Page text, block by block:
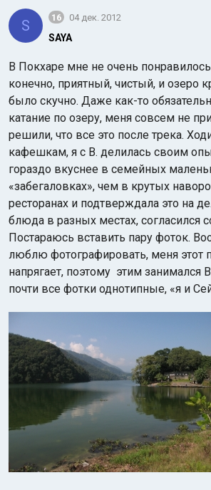
S 16 04 дек. 2012
SAYA
В Покхаре мне не очень
конечно, приятный, чистый, и озеро
было скучно. Даже как-то
катание по озеру, меня совсем не
решили, что все это после трека.
кафешкам, я с В. делилась своим
гораздо вкуснее в семейных
«забегаловках», чем в крутых
ресторанах и подтверждала это на
блюда в разных местах, согласился
Постараюсь вставить пару фоток.
люблю фотографировать, меня этот
напрягает, поэтому этим занимался
почти все фотки однотипные, «я и